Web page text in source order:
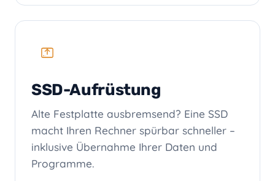
SSD-Aufrüstung
Alte Festplatte ausbremsend? Eine SSD
macht Ihren Rechner spürbar schneller –
inklusive Übernahme Ihrer Daten und
Programme.